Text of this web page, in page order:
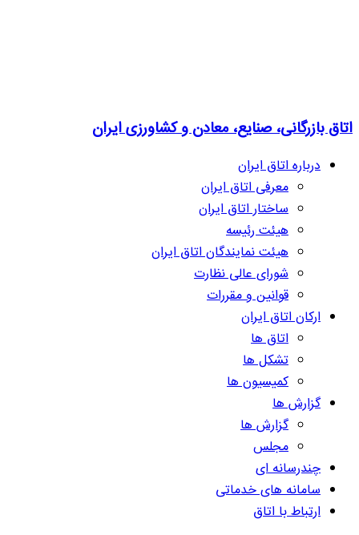
اتاق بازرگانی، صنایع، معادن و کشاورزی ایران
درباره اتاق ایران
معرفی اتاق ایران
ساختار اتاق ایران
هیئت رئیسه
هیئت نمایندگان اتاق ایران
شورای عالی نظارت
قوانین و مقررات
ارکان اتاق ایران
اتاق ها
تشکل ها
کمیسیون ها
گزارش ها
گزارش ها
مجلس
چندرسانه ای
سامانه های خدماتی
ارتباط با اتاق